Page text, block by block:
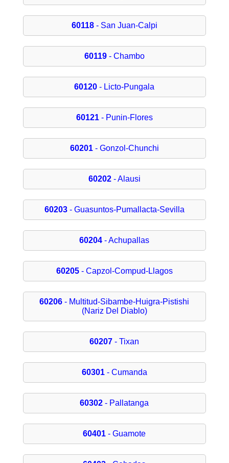
60118- San Juan-Calpi
60119- Chambo
60120 - Licto-Pungala
60121- Punin-Flores
60201- Gonzol-Chunchi
60202- Alausi
60203- Guasuntos-Pumallacta-Sevilla
60204 - Achupallas
60205- Capzol-Compud-Llagos
60206 - Multitud-Sibambe-Huigra-Pistishi
(Nariz Del Diablo)
60207 - Tixan
60301- Cumanda
60302 - Pallatanga
60401 - Guamote